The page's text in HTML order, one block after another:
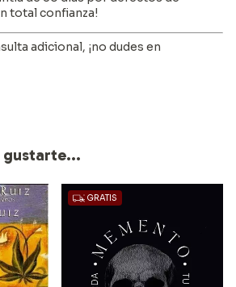
total confianza!
adicional, ¡no dudes en
gustarte...
GRATIS